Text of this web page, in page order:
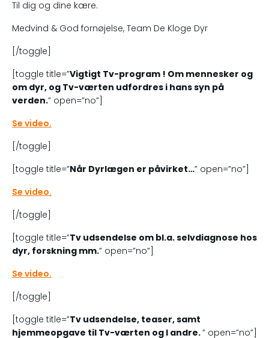
Til dig og dine kære.
Medvind & God fornøjelse, Team De Kloge Dyr
[/toggle]
[toggle title=”Vigtigt Tv-program ! Om mennesker og
om dyr, og Tv-værten udfordres i hans syn på
verden.” open=”no”]
Se video.
[/toggle]
[toggle title=”Når Dyrlægen er påvirket…” open=”no”]
Se video.
[/toggle]
[toggle title=”Tv udsendelse om bl.a. selvdiagnose hos
dyr, forskning mm.” open=”no”]
Se video.
[/toggle]
[toggle title=”Tv udsendelse, teaser, samt
hjemmeopgave til Tv-værten og I andre.” open=”no”]